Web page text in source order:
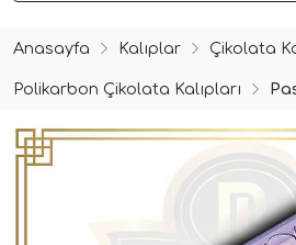
Anasayfa Kalıplar Çikolata
Polikarbon Çikolata Kalıpları